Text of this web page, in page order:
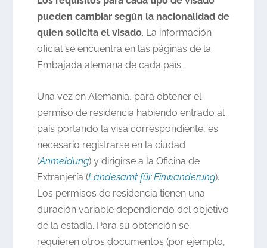
pueden cambiar según la nacionalidad de
quien solicita el visado. La información
oficial se encuentra en las páginas de la
Embajada alemana de cada país.
Una vez en Alemania, para obtener el
permiso de residencia habiendo entrado al
país portando la visa correspondiente, es
necesario registrarse en la ciudad
(Anmeldung) y dirigirse a la Oficina de
Extranjería (Landesamt für Einwanderung).
Los permisos de residencia tienen una
duración variable dependiendo del objetivo
de la estadía. Para su obtención se
requieren otros documentos (por ejemplo,